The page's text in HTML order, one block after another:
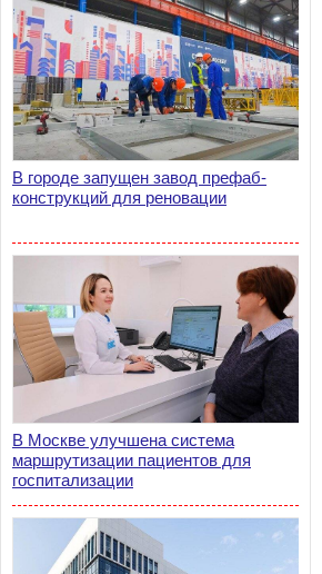
В городе запущен завод префаб-
конструкций для реновации
В Москве улучшена система
маршрутизации пациентов для
госпитализации